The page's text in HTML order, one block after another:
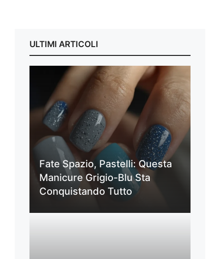
ULTIMI ARTICOLI
Fate Spazio, Pastelli: Questa
Manicure Grigio-Blu Sta
Conquistando Tutto